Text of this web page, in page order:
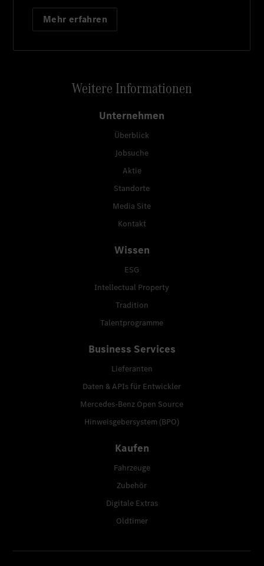
Mehr erfahren
Weitere Informationen
Unternehmen
Überblick
Jobsuche
Aktie
Standorte
Media Site
Kontakt
Wissen
ESG
Intellectual Property
Tradition
Talentprogramme
Business Services
Lieferanten
Daten & APIs für Entwickler
Mercedes-Benz Open Source
Hinweisgebersystem (BPO)
Kaufen
Fahrzeuge
Zubehör
Digitale Extras
Oldtimer